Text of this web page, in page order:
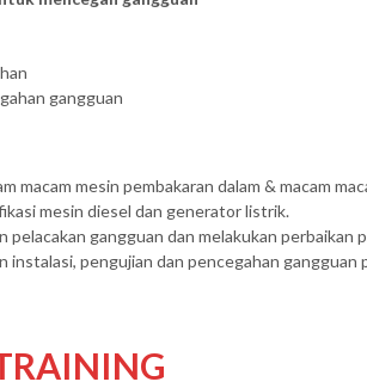
gangguan
macam mesin pembakaran dalam & macam
mesin diesel dan generator listrik.
pelacakan gangguan dan melakukan
instalasi, pengujian dan pencegahan gangguan